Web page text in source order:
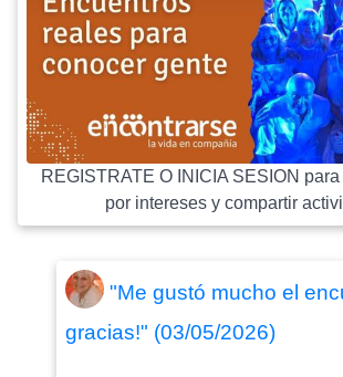
REGISTRATE O INICIA SESION
por intereses y compartir
"Me gustó mucho el
gracias!" (03/05/2026)